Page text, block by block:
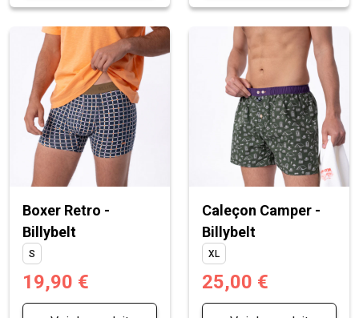
Boxer Retro -
Billybelt
S
19,90 €
Caleçon Camper -
Billybelt
XL
25,00 €